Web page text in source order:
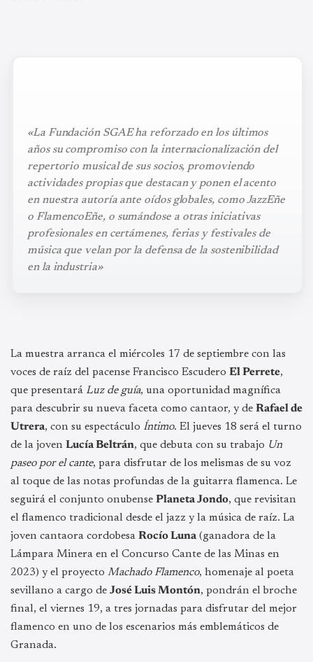
«La Fundación SGAE ha reforzado en los últimos
años su compromiso con la internacionalización del
repertorio musical de sus socios, promoviendo
actividades propias que destacan y ponen el acento
en nuestra autoría ante oídos globales, como JazzEñe
o FlamencoEñe, o sumándose a otras iniciativas
profesionales en certámenes, ferias y festivales de
música que velan por la defensa de la sostenibilidad
en la industria»
La muestra arranca el miércoles 17 de septiembre con las
voces de raíz del pacense Francisco Escudero El Perrete,
que presentará Luz de guía, una oportunidad magnífica
para descubrir su nueva faceta como cantaor, y de Rafael de
Utrera, con su espectáculo Íntimo. El jueves 18 será el turno
de la joven Lucía Beltrán, que debuta con su trabajo Un
paseo por el cante, para disfrutar de los melismas de su voz
al toque de las notas profundas de la guitarra flamenca. Le
seguirá el conjunto onubense Planeta Jondo, que revisitan
el flamenco tradicional desde el jazz y la música de raíz. La
joven cantaora cordobesa Rocío Luna (ganadora de la
Lámpara Minera en el Concurso Cante de las Minas en
2023) y el proyecto Machado Flamenco, homenaje al poeta
sevillano a cargo de José Luis Montón, pondrán el broche
final, el viernes 19, a tres jornadas para disfrutar del mejor
flamenco en uno de los escenarios más emblemáticos de
Granada.